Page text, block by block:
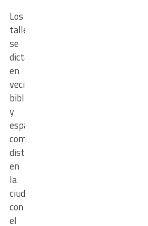
Los
talleres
se
dictarán
en
vecinales,
bibliotecas
y
espacios
comunitarios
distribuidos
en
la
ciudad,
con
el